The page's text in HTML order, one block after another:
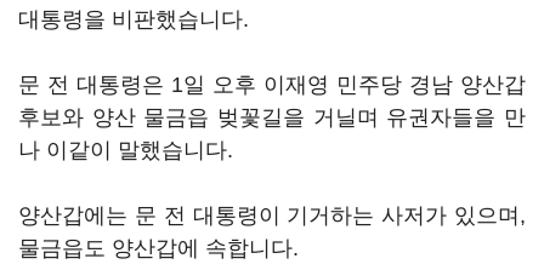
대통령을 비판했습니다.
문 전 대통령은 1일 오후 이재영 민주당 경남 양산갑
후보와 양산 물금읍 벚꽃길을 거닐며 유권자들을 만
나 이같이 말했습니다.
양산갑에는 문 전 대통령이 기거하는 사저가 있으며,
물금읍도 양산갑에 속합니다.